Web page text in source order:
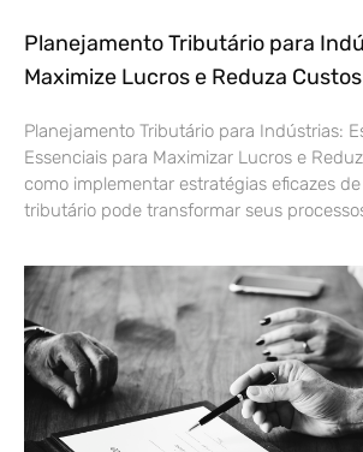
Planejamento Tributário para
Maximize Lucros e Reduza Custos
Planejamento Tributário para Indústrias:
Essenciais para Maximizar Lucros e
como implementar estratégias eficazes
tributário pode transformar seus